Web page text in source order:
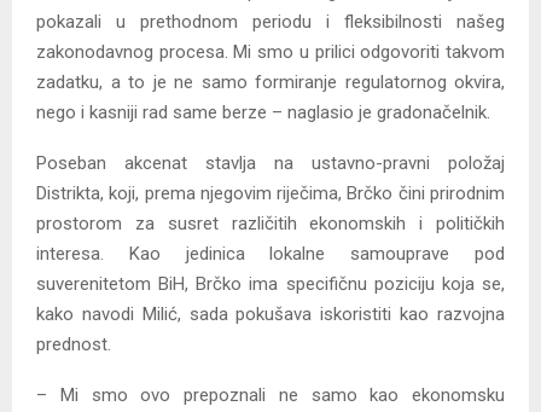
pokazali u prethodnom periodu i fleksibilnosti našeg
zakonodavnog procesa. Mi smo u prilici odgovoriti takvom
zadatku, a to je ne samo formiranje regulatornog okvira,
nego i kasniji rad same berze – naglasio je gradonačelnik.
Poseban akcenat stavlja na ustavno-pravni položaj
Distrikta, koji, prema njegovim riječima, Brčko čini prirodnim
prostorom za susret različitih ekonomskih i političkih
interesa. Kao jedinica lokalne samouprave pod
suverenitetom BiH, Brčko ima specifičnu poziciju koja se,
kako navodi Milić, sada pokušava iskoristiti kao razvojna
prednost.
– Mi smo ovo prepoznali ne samo kao ekonomsku